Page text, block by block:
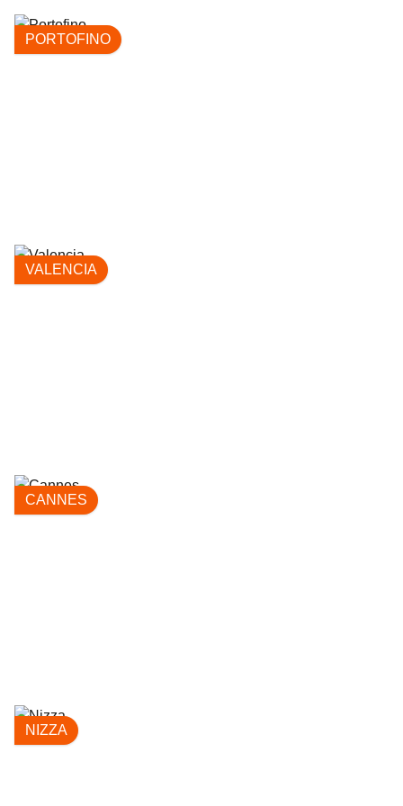
PORTOFINO
VALENCIA
CANNES
NIZZA